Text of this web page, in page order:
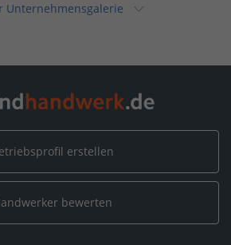
Unternehmensgalerie
Unternehmensgalerie
/ Frankenthal / Lizak Arkadiusz
Unternehmensgalerie
erstellen
bewerten